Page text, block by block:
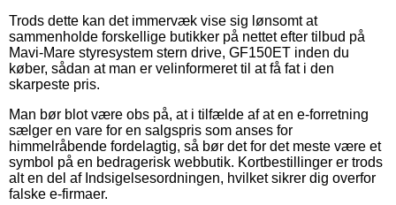
Trods dette kan det immervæk vise sig lønsomt at
sammenholde forskellige butikker på nettet efter tilbud på
Mavi-Mare styresystem stern drive, GF150ET inden du
køber, sådan at man er velinformeret til at få fat i den
skarpeste pris.
Man bør blot være obs på, at i tilfælde af at en e-forretning
sælger en vare for en salgspris som anses for
himmelråbende fordelagtig, så bør det for det meste være et
symbol på en bedragerisk webbutik. Kortbestillinger er trods
alt en del af Indsigelsesordningen, hvilket sikrer dig overfor
falske e-firmaer.